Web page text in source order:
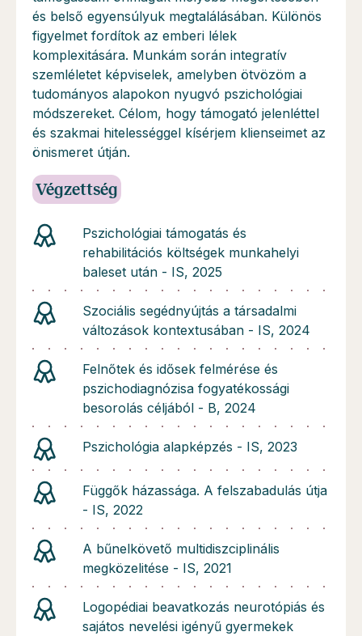
és belső egyensúlyuk megtalálásában. Különös
figyelmet fordítok az emberi lélek
komplexitására. Munkám során integratív
szemléletet képviselek, amelyben ötvözöm a
tudományos alapokon nyugvó pszichológiai
módszereket. Célom, hogy támogató jelenléttel
és szakmai hitelességgel kísérjem klienseimet az
önismeret útján.
Végzettség
Pszichológiai támogatás és
rehabilitációs költségek munkahelyi
baleset után - IS, 2025
Szociális segédnyújtás a társadalmi
változások kontextusában - IS, 2024
Felnőtek és idősek felmérése és
pszichodiagnózisa fogyatékossági
besorolás céljából - B, 2024
Pszichológia alapképzés - IS, 2023
Függők házassága. A felszabadulás útja
- IS, 2022
A bűnelkövető multidiszciplinális
megközelitése - IS, 2021
Logopédiai beavatkozás neurotópiás és
sajátos nevelési igényű gyermekek